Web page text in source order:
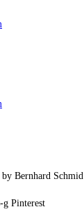
Bernhard Schmid
g Pinterest